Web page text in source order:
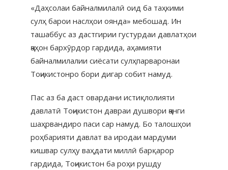
«Даҳсолаи байналмилалӣ оид ба таҳкими
сулҳ барои наслҳои оянда» мебошад. Ин
ташаббус аз дастгирии густурдаи давлатҳои
ҷаҳон бархӯрдор гардида, аҳамияти
байналмилалии сиёсати сулҳпарваронаи
Тоҷикистонро бори дигар собит намуд.
Пас аз ба даст овардани истиқлолияти
давлатӣ Тоҷикистон давраи душвори ҷанги
шаҳрвандиро паси сар намуд. Бо талошҳои
роҳбарияти давлат ва иродаи мардуми
кишвар сулҳу ваҳдати миллӣ барқарор
гардида, Тоҷикистон ба роҳи рушду